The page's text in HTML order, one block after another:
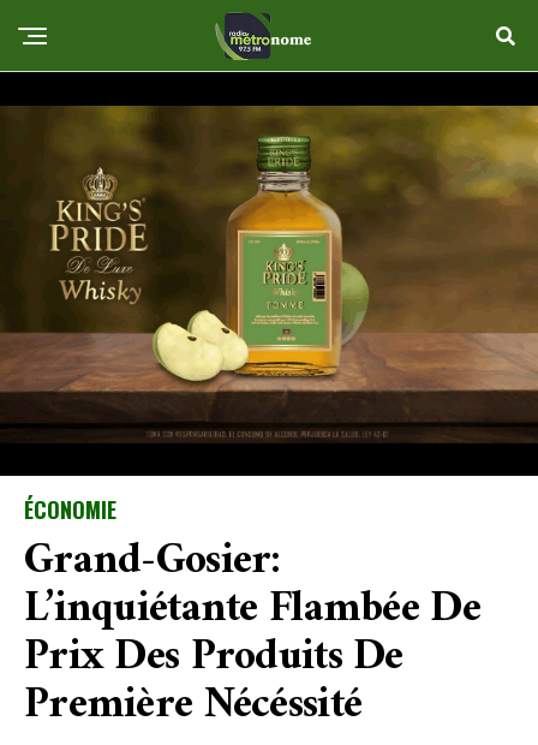
ÉCONOMIE
Grand-Gosier:
L’inquiétante Flambée De
Prix Des Produits De
Première Nécéssité